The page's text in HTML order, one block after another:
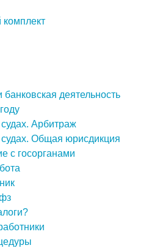
деятельность
Арбитраж
Общая юрисдикция
с госорганами